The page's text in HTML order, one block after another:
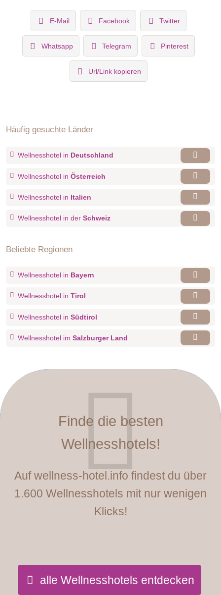
E-Mail Facebook Twitter
Whatsapp Telegram Pinterest
Url/Link kopieren
Häufig gesuchte Länder
Wellnesshotel in Deutschland
Wellnesshotel in Österreich
Wellnesshotel in Italien
Wellnesshotel in der Schweiz
Beliebte Regionen
Wellnesshotel in Bayern
Wellnesshotel in Tirol
Wellnesshotel in Südtirol
Wellnesshotel im Salzburger Land
Finde die besten
Wellnesshotels!
Auf wellness-hotel.info findest du über
1.600 Wellnesshotels mit nur wenigen
Klicks!
alle Wellnesshotels entdecken